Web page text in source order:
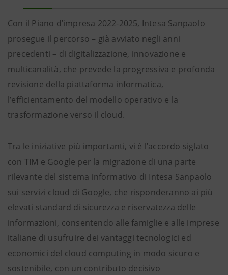
Con il Piano d’impresa 2022-2025, Intesa Sanpaolo
prosegue il percorso – già avviato negli anni
precedenti – di digitalizzazione, innovazione e
multicanalità, che prevede la progressiva e profonda
revisione della piattaforma informatica,
l’efficientamento del modello operativo e la
trasformazione verso il cloud.
Tra le iniziative più importanti, vi è l’accordo siglato
con TIM e Google per la migrazione di una parte
rilevante del sistema informativo di Intesa Sanpaolo
sui servizi cloud di Google, che risponderanno ai più
elevati standard di sicurezza e riservatezza delle
informazioni, consentendo alle famiglie e alle imprese
italiane di usufruire dei vantaggi tecnologici ed
economici del cloud computing in modo sicuro e
sostenibile, con un contributo decisivo